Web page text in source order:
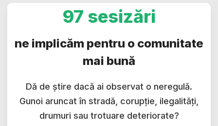
97 sesizări
ne implicăm pentru o comunitate
mai bună
Dă de știre dacă ai observat o neregulă.
Gunoi aruncat în stradă, corupție, ilegalități,
drumuri sau trotuare deteriorate?